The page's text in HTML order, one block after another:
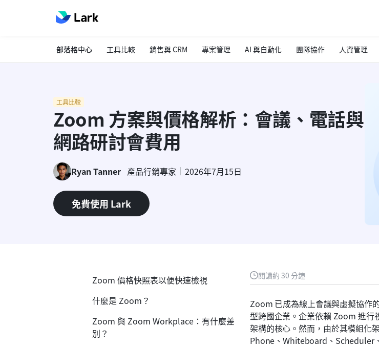
部落格中心 工具比較 銷售與 CRM 專案管理 AI 與自動化 團隊協作 人資管理
工具比較
Zoom 方案與價格解析：會議、電話與
網路研討會費用
Ryan Tanner 產品行銷專家 2026年7月15日
免費使用 Lark
閱讀約 30 分鐘
Zoom 已成為線上會議與虛擬協作
型跨國企業。企業依賴 Zoom 進行
架構的核心。然而，由於其模組化
Phone、Whiteboard、Scheduler
Zoom 價格快照表以便快速檢視
什麼是 Zoom？
Zoom 與 Zoom Workplace：有什麼差
別？